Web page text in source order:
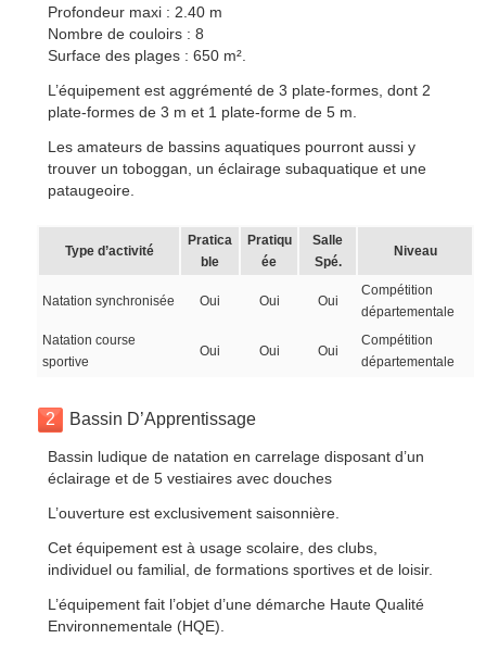
Profondeur maxi : 2.40 m
Nombre de couloirs : 8
Surface des plages : 650 m².
L’équipement est aggrémenté de 3 plate-formes, dont 2
plate-formes de 3 m et 1 plate-forme de 5 m.
Les amateurs de bassins aquatiques pourront aussi y
trouver un toboggan, un éclairage subaquatique et une
pataugeoire.
Type d’activité
Pratica
ble
Pratiqu
ée
Salle
Spé.
Niveau
Natation synchronisée Oui Oui Oui
Compétition
départementale
Natation course
sportive
Oui Oui Oui
Compétition
départementale
2 Bassin D’Apprentissage
Bassin ludique de natation en carrelage disposant d’un
éclairage et de 5 vestiaires avec douches
L’ouverture est exclusivement saisonnière.
Cet équipement est à usage scolaire, des clubs,
individuel ou familial, de formations sportives et de loisir.
L’équipement fait l’objet d’une démarche Haute Qualité
Environnementale (HQE).